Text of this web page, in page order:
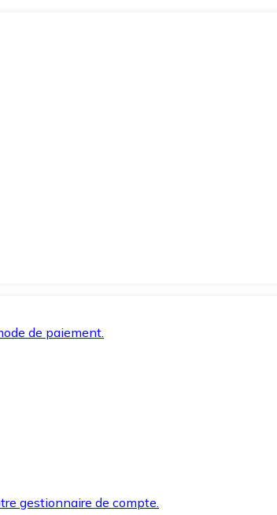
de paiement.
gestionnaire de compte.